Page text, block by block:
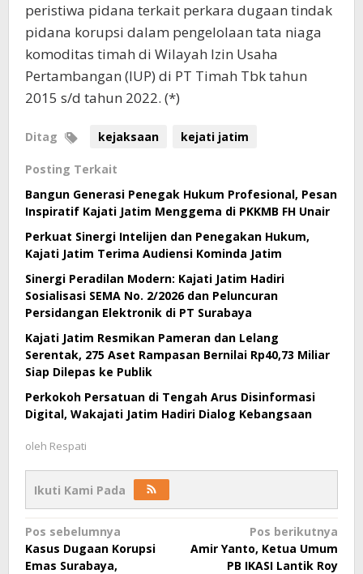
peristiwa pidana terkait perkara dugaan tindak
pidana korupsi dalam pengelolaan tata niaga
komoditas timah di Wilayah Izin Usaha
Pertambangan (IUP) di PT Timah Tbk tahun
2015 s/d tahun 2022. (*)
Ditag kejaksaan kejati jatim
Posting Terkait
Bangun Generasi Penegak Hukum Profesional, Pesan
Inspiratif Kajati Jatim Menggema di PKKMB FH Unair
Perkuat Sinergi Intelijen dan Penegakan Hukum,
Kajati Jatim Terima Audiensi Kominda Jatim
Sinergi Peradilan Modern: Kajati Jatim Hadiri
Sosialisasi SEMA No. 2/2026 dan Peluncuran
Persidangan Elektronik di PT Surabaya
Kajati Jatim Resmikan Pameran dan Lelang
Serentak, 275 Aset Rampasan Bernilai Rp40,73 Miliar
Siap Dilepas ke Publik
Perkokoh Persatuan di Tengah Arus Disinformasi
Digital, Wakajati Jatim Hadiri Dialog Kebangsaan
oleh Respati
Ikuti Kami Pada
Navigasi
pos
Pos sebelumnya
Kasus Dugaan Korupsi
Emas Surabaya,
Pos berikutnya
Amir Yanto, Ketua Umum
PB IKASI Lantik Roy